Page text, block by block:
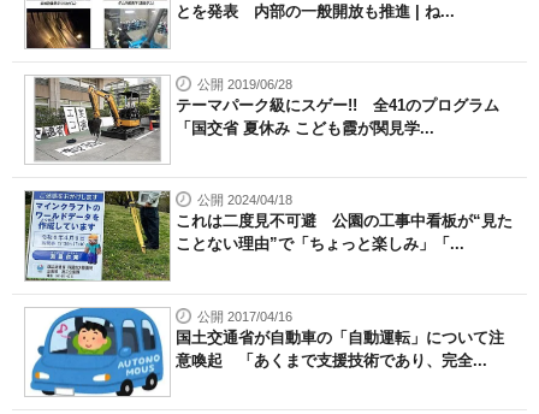
とを発表 内部の一般開放も推進 | ね...
公開 2019/06/28
テーマパーク級にスゲー!! 全41のプログラム
「国交省 夏休み こども霞が関見学...
公開 2024/04/18
これは二度見不可避 公園の工事中看板が“見た
ことない理由”で「ちょっと楽しみ」「...
公開 2017/04/16
国土交通省が自動車の「自動運転」について注
意喚起 「あくまで支援技術であり、完全...